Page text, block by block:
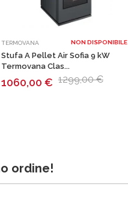
TERMOVANA NON DISPONIBILE
Stufa A Pellet Air Sofia 9 kW
Termovana Clas...
1060,00 € 1299,00 €
ordine!